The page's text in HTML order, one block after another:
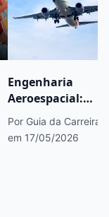
Engenharia
Aeroespacial:
saiba tudo sobre
esse curso
Por Guia da Carreira
em 17/05/2026